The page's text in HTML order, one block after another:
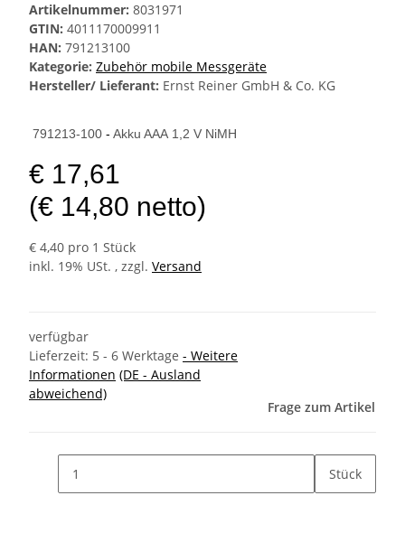
Artikelnummer: 8031971
GTIN: 4011170009911
HAN: 791213100
Kategorie: Zubehör mobile Messgeräte
Hersteller/ Lieferant: Ernst Reiner GmbH & Co. KG
791213-100 - Akku AAA 1,2 V NiMH
€ 17,61
(€ 14,80 netto)
€ 4,40 pro 1 Stück
inkl. 19% USt. , zzgl. Versand
verfügbar
Lieferzeit: 5 - 6 Werktage - Weitere
Informationen (DE - Ausland
abweichend)
Frage zum Artikel
Stück